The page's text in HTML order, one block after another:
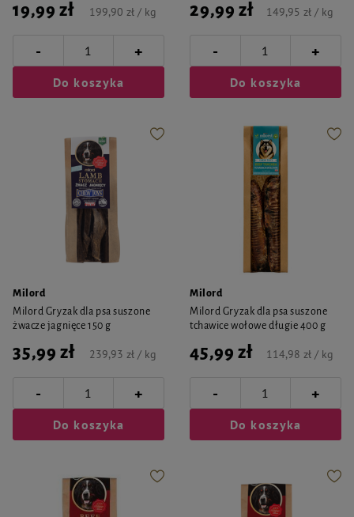
19,99 zł 199,90 zł / kg
- +
Do koszyka
29,99 zł 149,95 zł / kg
- +
Do koszyka
Milord
Milord Gryzak dla psa suszone
żwacze jagnięce 150 g
35,99 zł 239,93 zł / kg
- +
Do koszyka
Milord
Milord Gryzak dla psa suszone
tchawice wołowe długie 400 g
45,99 zł 114,98 zł / kg
- +
Do koszyka